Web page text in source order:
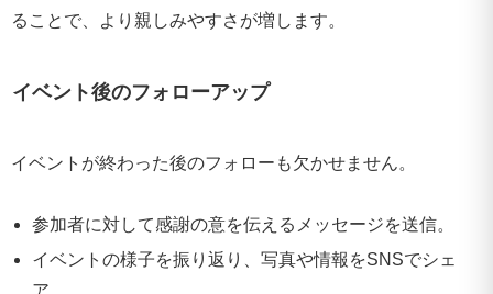
ることで、より親しみやすさが増します。
イベント後のフォローアップ
イベントが終わった後のフォローも欠かせません。
参加者に対して感謝の意を伝えるメッセージを送信。
イベントの様子を振り返り、写真や情報をSNSでシェ
ア。